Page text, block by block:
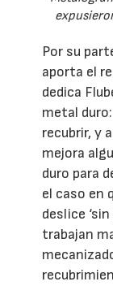
Por su
aporta el
dedica
metal
recubrir, y
mejora
duro para
el caso en
deslice
trabajan